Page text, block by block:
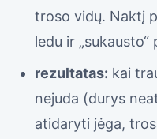
troso vidų. Naktį
ledu ir
rezultatas: kai
nejuda (durys
atidaryti jėga,